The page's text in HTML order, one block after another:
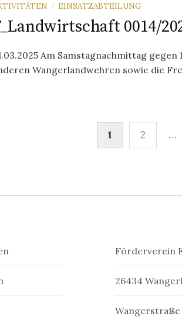
/ EINSATZABTEILUNG
0014/
Am Samstagnachmittag
Wangerlandwehren sowie die
Seitennummerierung
1 2 …
Förderverein
26434
Wangerstraße